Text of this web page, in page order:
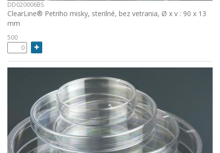
DD020006BS
ClearLine® Petriho misky, sterilné, bez vetrania, Ø x v : 90 x 13
mm
500